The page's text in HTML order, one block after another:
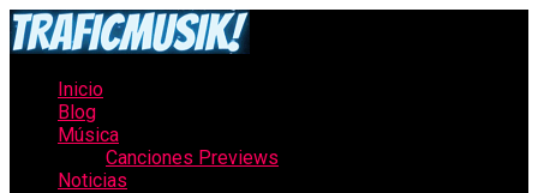
Inicio
Blog
Música
Canciones Previews
Noticias